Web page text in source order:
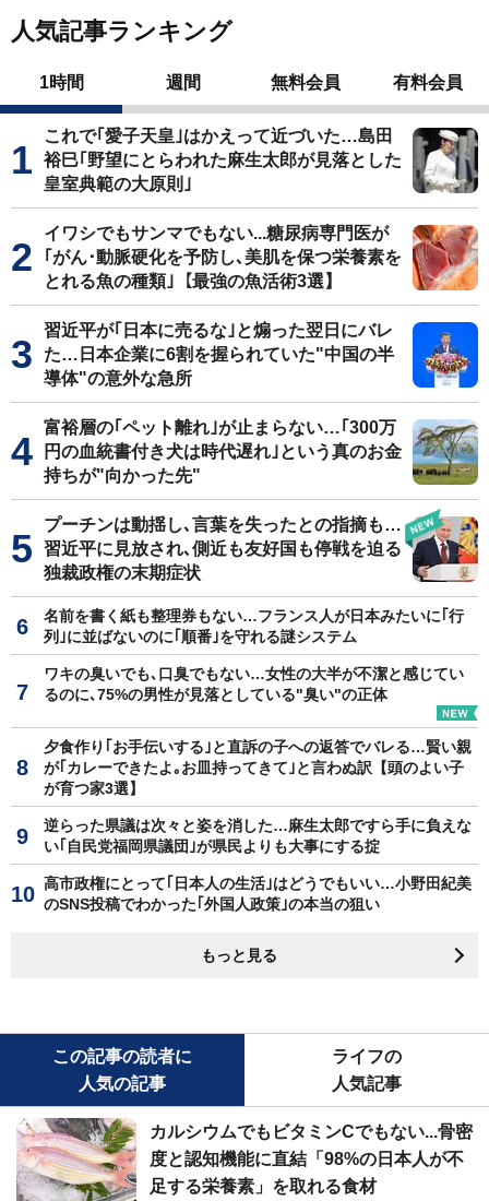
人気記事ランキング
1時間 週間 無料会員 有料会員
これで｢愛子天皇｣はかえって近づいた…島田
裕巳｢野望にとらわれた麻生太郎が見落とした
皇室典範の大原則｣
イワシでもサンマでもない...糖尿病専門医が
｢がん･動脈硬化を予防し､美肌を保つ栄養素を
とれる魚の種類｣【最強の魚活術3選】
習近平が｢日本に売るな｣と煽った翌日にバレ
た…日本企業に6割を握られていた"中国の半
導体"の意外な急所
富裕層の｢ペット離れ｣が止まらない…｢300万
円の血統書付き犬は時代遅れ｣という真のお金
持ちが"向かった先"
プーチンは動揺し､言葉を失ったとの指摘も…
習近平に見放され､側近も友好国も停戦を迫る
独裁政権の末期症状
名前を書く紙も整理券もない…フランス人が日本みたいに｢行
列｣に並ばないのに｢順番｣を守れる謎システム
ワキの臭いでも､口臭でもない…女性の大半が不潔と感じてい
るのに､75%の男性が見落としている"臭い"の正体
夕食作り｢お手伝いする｣と直訴の子への返答でバレる…賢い親
が｢カレーできたよ｡お皿持ってきて｣と言わぬ訳【頭のよい子
が育つ家3選】
逆らった県議は次々と姿を消した…麻生太郎ですら手に負えな
い｢自民党福岡県議団｣が県民よりも大事にする掟
高市政権にとって｢日本人の生活｣はどうでもいい…小野田紀美
のSNS投稿でわかった｢外国人政策｣の本当の狙い
もっと見る
この記事の読者に
人気の記事
ライフの
人気記事
カルシウムでもビタミンCでもない...骨密
度と認知機能に直結「98%の日本人が不
足する栄養素」を取れる食材